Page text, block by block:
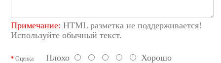
Примечание: HTML разметка не поддерживается!
Используйте обычный текст.
Оценка Плохо Хорошо